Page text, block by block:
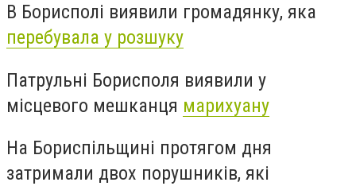
В Борисполі виявили громадянку, яка
перебувала у розшуку
Патрульні Борисполя виявили у
місцевого мешканця марихуану
На Бориспільщині протягом дня
затримали двох порушників, які